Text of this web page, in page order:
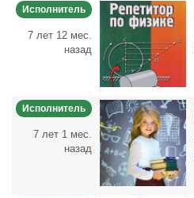
Исполнитель
7 лет 12 мес.
назад
Исполнитель
7 лет 1 мес.
назад